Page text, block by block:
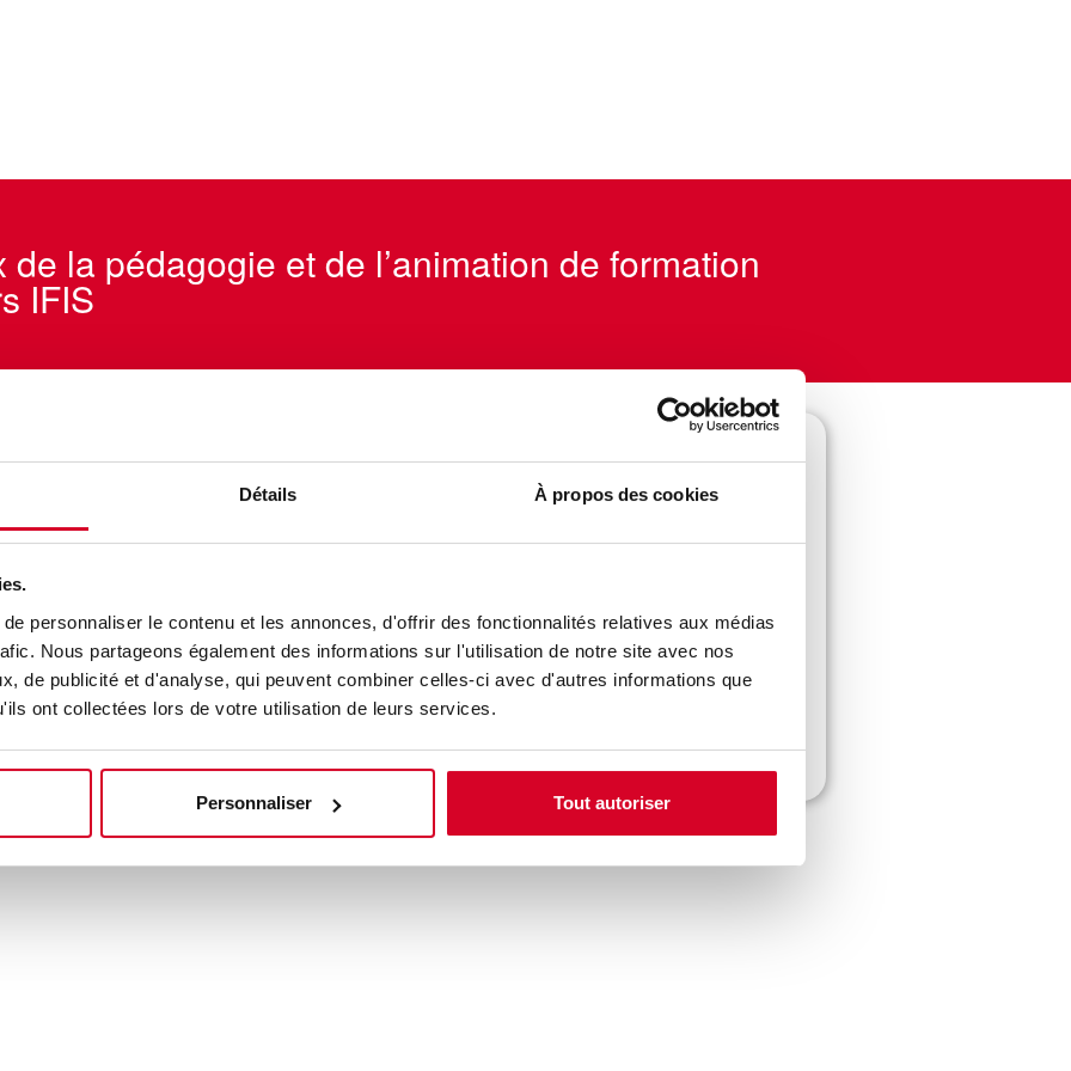
Détails À propos des cookies
personnaliser le contenu et les annonces, d'offrir des fonctionnalités relatives aux médias
Nous partageons également des informations sur l'utilisation de notre site avec nos
de publicité et d'analyse, qui peuvent combiner celles-ci avec d'autres informations que
ont collectées lors de votre utilisation de leurs services.
Personnaliser Tout autoriser
la pédagogie et de l’animation de formation
IFIS
n'hésitez pas à nous contacter pour être informé de la prochaine session de